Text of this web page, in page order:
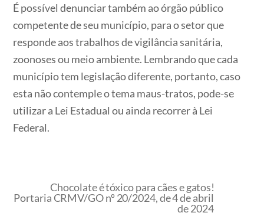
É possível denunciar também ao órgão público
competente de seu município, para o setor que
responde aos trabalhos de vigilância sanitária,
zoonoses ou meio ambiente. Lembrando que cada
município tem legislação diferente, portanto, caso
esta não contemple o tema maus-tratos, pode-se
utilizar a Lei Estadual ou ainda recorrer à Lei
Federal.
Chocolate é tóxico para cães e gatos!
Portaria CRMV/GO nº 20/2024, de 4 de abril
de 2024